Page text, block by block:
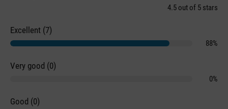
Average rating of
4.5 out of 5 stars
Excellent (7)
88%
Very good (0)
0%
Good (0)